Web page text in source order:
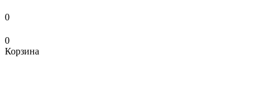
0
0
Корзина